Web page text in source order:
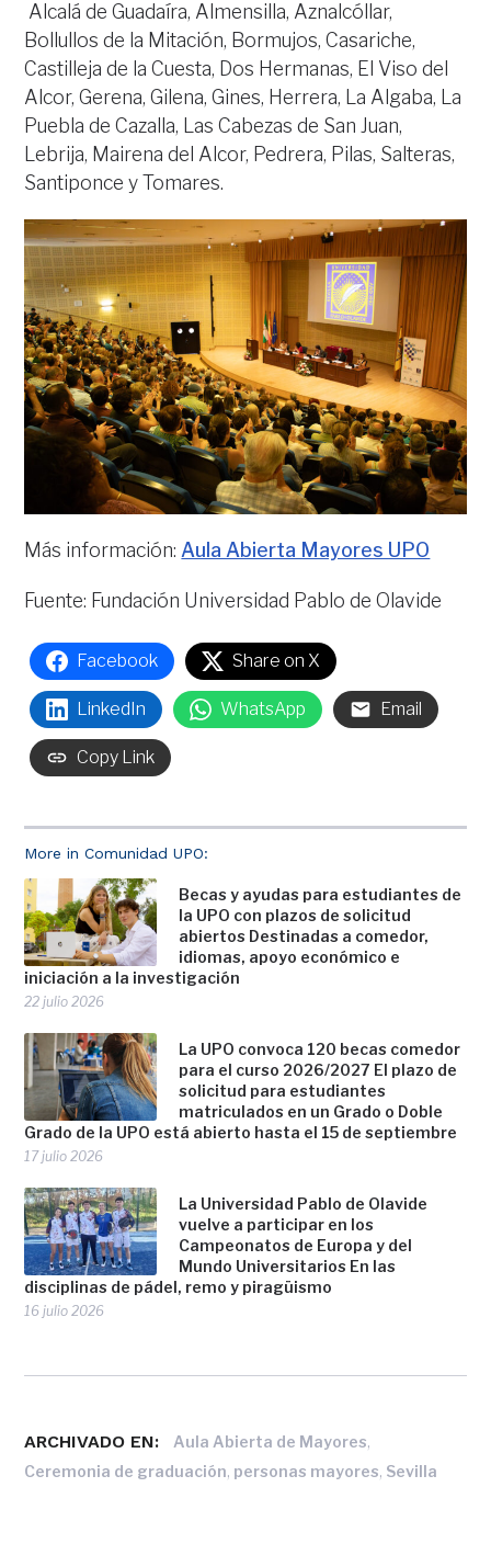
More in Comunidad UPO:
Becas y ayudas para estudiantes de
la UPO con plazos de solicitud
abiertos Destinadas a comedor,
idiomas, apoyo económico e
iniciación a la investigación
22 julio 2026
La UPO convoca 120 becas comedor
para el curso 2026/2027 El plazo de
solicitud para estudiantes
matriculados en un Grado o Doble
Grado de la UPO está abierto hasta el 15 de septiembre
17 julio 2026
La Universidad Pablo de Olavide
vuelve a participar en los
Campeonatos de Europa y del
Mundo Universitarios En las
disciplinas de pádel, remo y piragüismo
16 julio 2026
Alcalá de Guadaíra, Almensilla, Aznalcóllar,
Bollullos de la Mitación, Bormujos, Casariche,
Castilleja de la Cuesta, Dos Hermanas, El Viso del
Alcor, Gerena, Gilena, Gines, Herrera, La Algaba, La
Puebla de Cazalla, Las Cabezas de San Juan,
Lebrija, Mairena del Alcor, Pedrera, Pilas, Salteras,
Santiponce y Tomares.
Más información: Aula Abierta Mayores UPO
Fuente: Fundación Universidad Pablo de Olavide
Facebook Share on X
LinkedIn WhatsApp Email
Copy Link
ARCHIVADO EN: Aula Abierta de Mayores,
Ceremonia de graduación, personas mayores, Sevilla